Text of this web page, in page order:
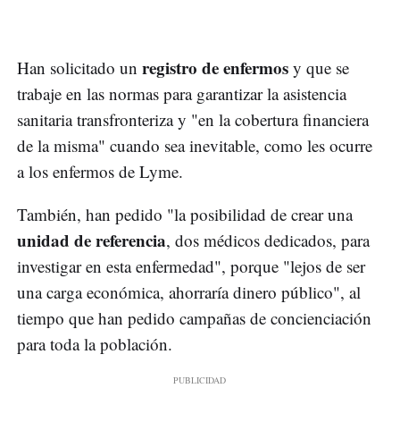
Han solicitado un registro de enfermos y que se
trabaje en las normas para garantizar la asistencia
sanitaria transfronteriza y "en la cobertura financiera
de la misma" cuando sea inevitable, como les ocurre
a los enfermos de Lyme.
También, han pedido "la posibilidad de crear una
unidad de referencia, dos médicos dedicados, para
investigar en esta enfermedad", porque "lejos de ser
una carga económica, ahorraría dinero público", al
tiempo que han pedido campañas de concienciación
para toda la población.